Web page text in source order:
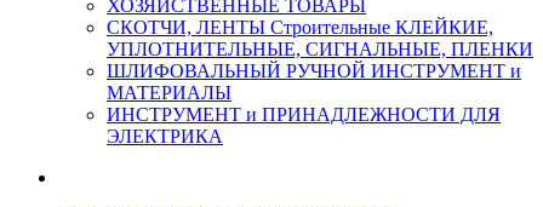
ХОЗЯЙСТВЕННЫЕ ТОВАРЫ
СКОТЧИ, ЛЕНТЫ Строительные КЛЕЙКИЕ,
УПЛОТНИТЕЛЬНЫЕ, СИГНАЛЬНЫЕ, ПЛЕНКИ
ШЛИФОВАЛЬНЫЙ РУЧНОЙ ИНСТРУМЕНТ и
МАТЕРИАЛЫ
ИНСТРУМЕНТ и ПРИНАДЛЕЖНОСТИ ДЛЯ
ЭЛЕКТРИКА